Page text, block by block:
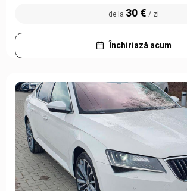
de la 30 € / zi
Închiriază acum